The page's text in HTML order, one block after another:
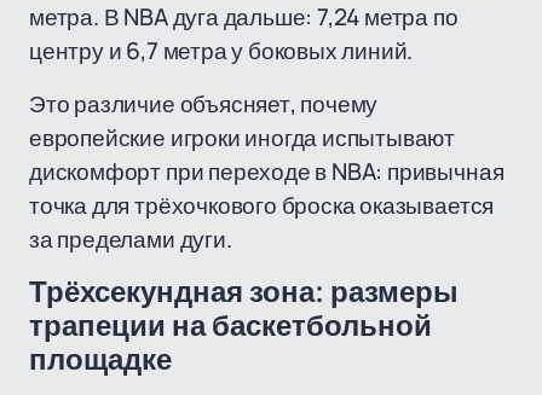
метра. В NBA дуга дальше: 7,24 метра по
центру и 6,7 метра у боковых линий.
Это различие объясняет, почему
европейские игроки иногда испытывают
дискомфорт при переходе в NBA: привычная
точка для трёхочкового броска оказывается
за пределами дуги.
Трёхсекундная зона: размеры
трапеции на баскетбольной
площадке